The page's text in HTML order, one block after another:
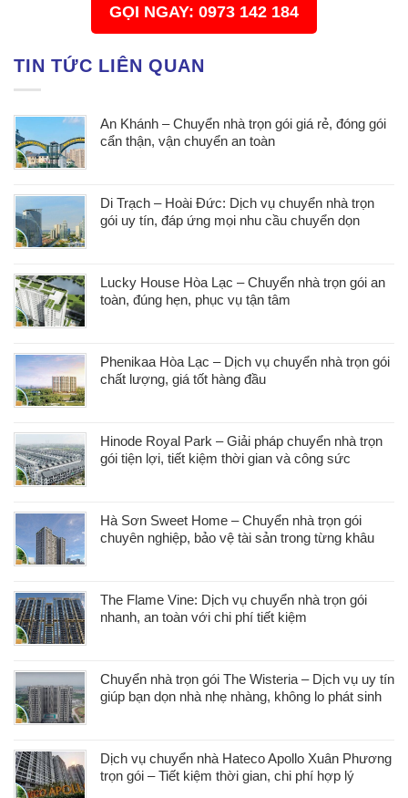
GỌI NGAY: 0973 142 184
TIN TỨC LIÊN QUAN
An Khánh – Chuyển nhà trọn gói giá rẻ, đóng gói
cẩn thận, vận chuyển an toàn
Di Trạch – Hoài Đức: Dịch vụ chuyển nhà trọn
gói uy tín, đáp ứng mọi nhu cầu chuyển dọn
Lucky House Hòa Lạc – Chuyển nhà trọn gói an
toàn, đúng hẹn, phục vụ tận tâm
Phenikaa Hòa Lạc – Dịch vụ chuyển nhà trọn gói
chất lượng, giá tốt hàng đầu
Hinode Royal Park – Giải pháp chuyển nhà trọn
gói tiện lợi, tiết kiệm thời gian và công sức
Hà Sơn Sweet Home – Chuyển nhà trọn gói
chuyên nghiệp, bảo vệ tài sản trong từng khâu
The Flame Vine: Dịch vụ chuyển nhà trọn gói
nhanh, an toàn với chi phí tiết kiệm
Chuyển nhà trọn gói The Wisteria – Dịch vụ uy tín
giúp bạn dọn nhà nhẹ nhàng, không lo phát sinh
Dịch vụ chuyển nhà Hateco Apollo Xuân Phương
trọn gói – Tiết kiệm thời gian, chi phí hợp lý